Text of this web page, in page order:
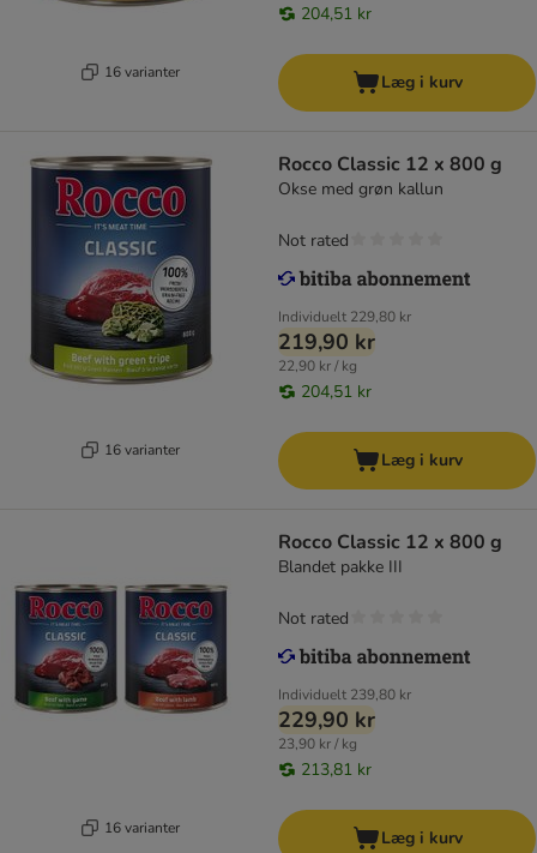
16 varianter
204,51 kr
Læg i kurv
16 varianter
Rocco Classic 12 x 800 g
Okse med grøn kallun
Individuelt 229,80 kr
219,90 kr
22,90 kr / kg
204,51 kr
Not rated
Læg i kurv
16 varianter
Rocco Classic 12 x 800 g
Blandet pakke III
Individuelt 239,80 kr
229,90 kr
23,90 kr / kg
213,81 kr
Not rated
Læg i kurv